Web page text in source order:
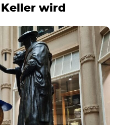
Keller wird